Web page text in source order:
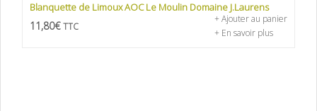
Blanquette de Limoux AOC Le Moulin Domaine J.Laurens
11,80€ TTC
+ Ajouter au panier
+ En savoir plus